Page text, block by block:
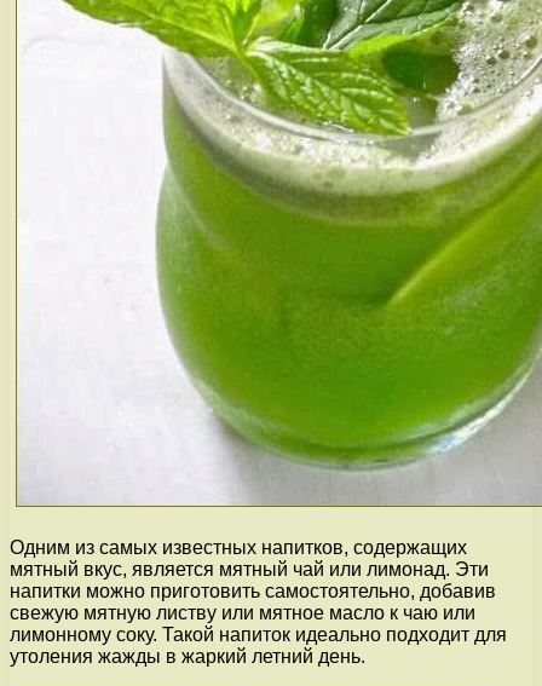
Одним из самых известных напитков, содержащих
мятный вкус, является мятный чай или лимонад. Эти
напитки можно приготовить самостоятельно, добавив
свежую мятную листву или мятное масло к чаю или
лимонному соку. Такой напиток идеально подходит для
утоления жажды в жаркий летний день.